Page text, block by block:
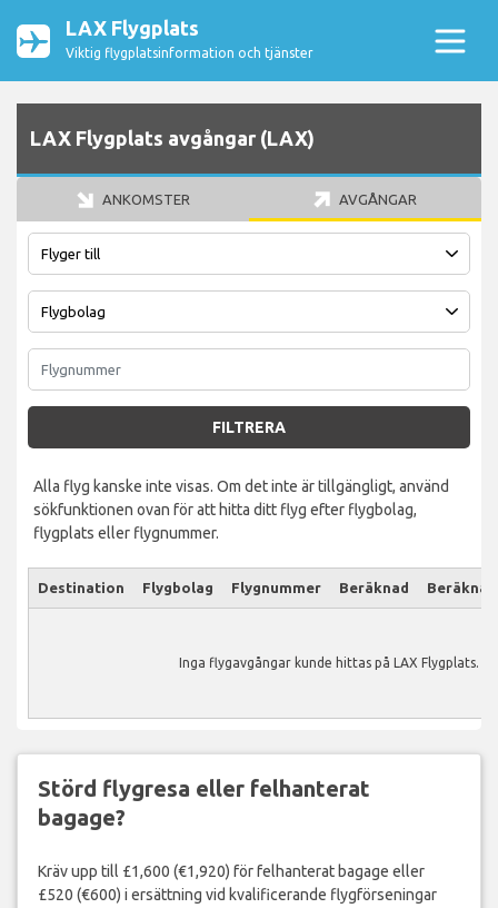
LAX Flygplats
Viktig flygplatsinformation och tjänster
LAX Flygplats avgångar (LAX)
ANKOMSTER AVGÅNGAR
FILTRERA
Alla flyg kanske inte visas. Om det inte är tillgängligt, använd
sökfunktionen ovan för att hitta ditt flyg efter flygbolag,
flygplats eller flygnummer.
Destination Flygbolag Flygnummer Beräknad
Inga flygavgångar kunde hittas på LAX Flygplats.
Störd flygresa eller felhanterat
bagage?
Kräv upp till £1,600 (€1,920) för felhanterat bagage eller
£520 (€600) i ersättning vid kvalificerande flygförseningar